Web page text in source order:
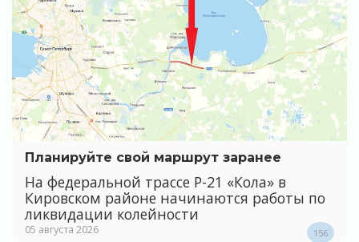
Планируйте свой маршрут заранее
На федеральной трассе Р-21 «Кола» в
Кировском районе начинаются работы по
ликвидации колейности
05 августа 2026 156